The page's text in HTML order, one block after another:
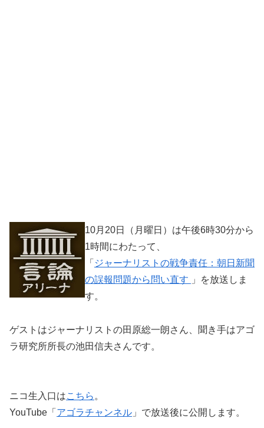
10月20日（月曜日）は午後6時30分から
1時間にわたって、
「 ジャーナリストの戦争責任：朝日新聞
の誤報問題から問い直す
」を放送しま
す。
ゲストはジャーナリストの田原総一朗さん、聞き手はアゴ
ラ研究所所長の池田信夫さんです。
ニコ生入口はこちら。
YouTube「 アゴラチャンネル 」で放送後に公開します。